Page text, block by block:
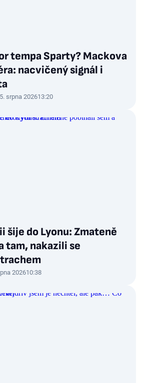
tempa Sparty? Mackova
nacvičený signál i
5. srpna 202613:20
šije do Lyonu: Zmateně
tam, nakazili se
202610:38